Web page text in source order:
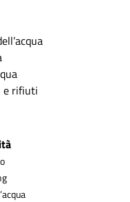
e rifiuti